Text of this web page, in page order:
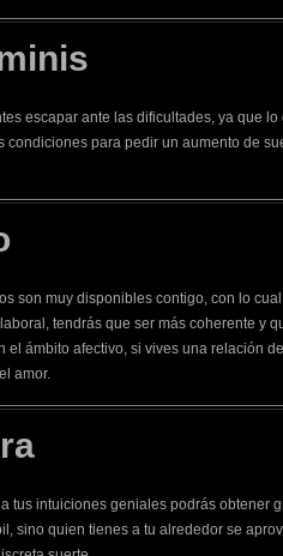
escapar ante las dificultades, ya que
condiciones para pedir un aumento de
son muy disponibles contigo, con lo
tendrás que ser más coherente y
el ámbito afectivo, si vives una relación
amor.
tus intuiciones geniales podrás obtener
sino quien tienes a tu alrededor se